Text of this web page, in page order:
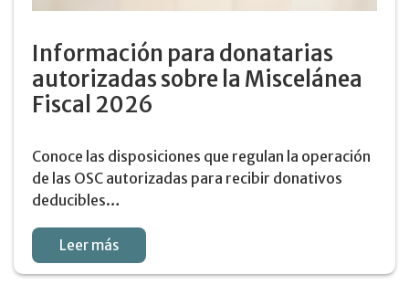
Información para donatarias
autorizadas sobre la Miscelánea
Fiscal 2026
Conoce las disposiciones que regulan la operación
de las OSC autorizadas para recibir donativos
deducibles…
Leer más